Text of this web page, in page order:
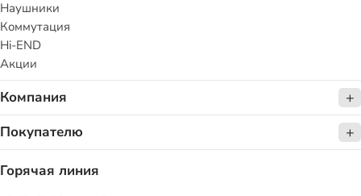
Наушники
Коммутация
Hi-END
Акции
Компания
Покупателю
Горячая линия